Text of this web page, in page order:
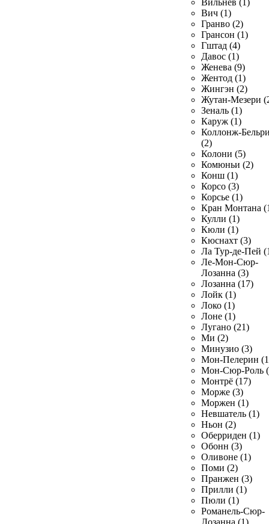
Вильнёв (1)
Вич (1)
Гранво (2)
Грансон (1)
Гштад (4)
Давос (1)
Женева (9)
Жентод (1)
Жингэн (2)
Жутан-Мезери
Зеналь (1)
Каруж (1)
Коллонж-
(2)
Колони (5)
Комюньи (2)
Конш (1)
Корсо (3)
Корсье (1)
Кран Монтана
Кулли (1)
Кюли (1)
Кюснахт (3)
Ла Тур-де-Пей
Ле-Мон-Сюр-
Лозанна (3)
Лозанна (17)
Лойк (1)
Локо (1)
Лоне (1)
Лугано (21)
Ми (2)
Минузио (3)
Мон-Пелерин
Мон-Сюр-Роль
Монтрё (17)
Морже (3)
Моржен (1)
Невшатель (1)
Ньон (2)
Оберриден (1)
Обонн (3)
Оливоне (1)
Поми (2)
Пранжен (3)
Прилли (1)
Пюли (1)
Романель-Сюр-
Лозанна (1)